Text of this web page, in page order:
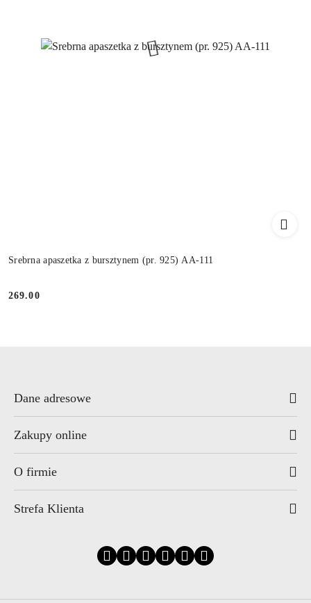
Srebrna apaszetka z bursztynem (pr. 925) AA-111
Cena:
269.00
Dane adresowe
Zakupy online
O firmie
Strefa Klienta